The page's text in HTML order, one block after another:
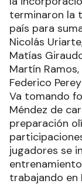
terminaron la
país para
Nicolás
Matías
Martín
Federico
Va tomando
Méndez de
preparación
jugadores se
trabajando en